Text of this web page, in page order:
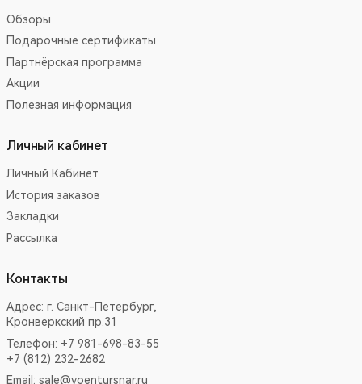
Обзоры
Подарочные сертификаты
Партнёрская программа
Акции
Полезная информация
Личный кабинет
Личный Кабинет
История заказов
Закладки
Рассылка
Контакты
Адрес: г. Санкт-Петербург,
Кронверкский пр.31
Телефон: +7 981-698-83-55
+7 (812) 232-2682
Email: sale@voentursnar.ru